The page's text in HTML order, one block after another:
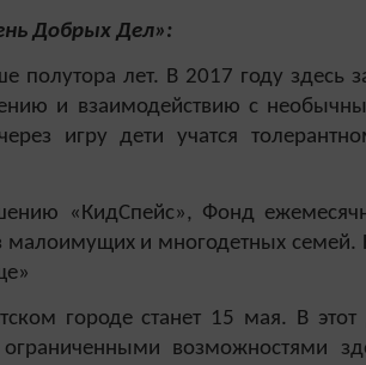
Добрых Дел»:
лет. В 2017 году здесь
и взаимодействию с
игру дети учатся
«КидСпейс», Фонд
малоимущих и многодетных
городе станет 15 мая. В
возможностями